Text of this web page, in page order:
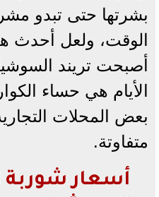
بشرتها حتى تبدو
الوقت، ولعل أحدث
أصبحت تريند
الأيام هي حساء
بعض المحلات
متفاوتة.
أسعار شوربة